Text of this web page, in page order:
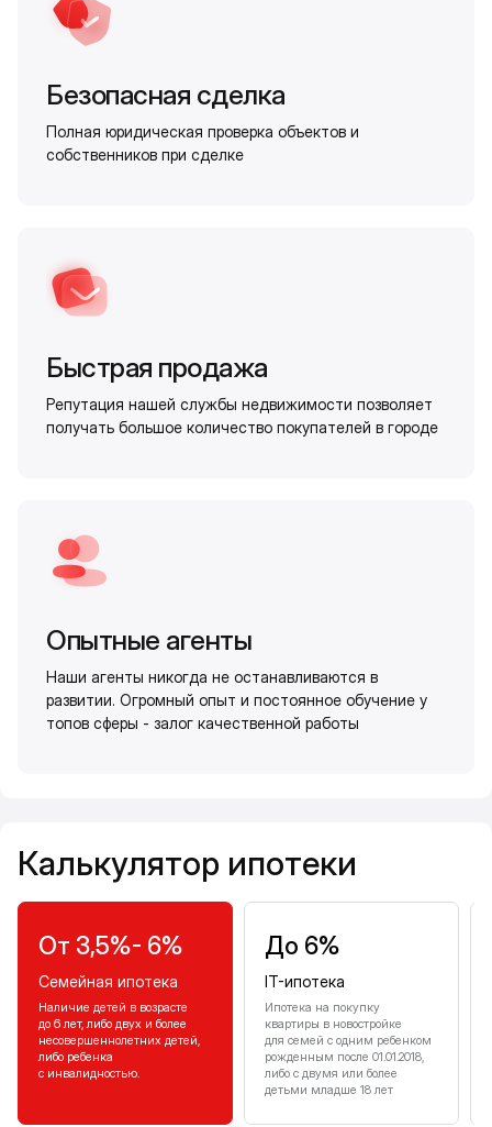
Безопасная сделка
Полная юридическая проверка объектов и
собственников при сделке
Быстрая продажа
Репутация нашей службы недвижимости позволяет
получать большое количество покупателей в городе
Опытные агенты
Наши агенты никогда не останавливаются в
развитии. Огромный опыт и постоянное обучение у
топов сферы - залог качественной работы
Калькулятор ипотеки
От 3,5%- 6%
Семейная ипотека
Наличие детей в возрасте
до 6 лет, либо двух и более
несовершеннолетних детей,
либо ребенка
с инвалидностью.
До 6%
IT-ипотека
Ипотека на покупку
квартиры в новостройке
для семей с одним ребенком
рожденным после 01.01.2018,
либо с двумя или более
детьми младше 18 лет